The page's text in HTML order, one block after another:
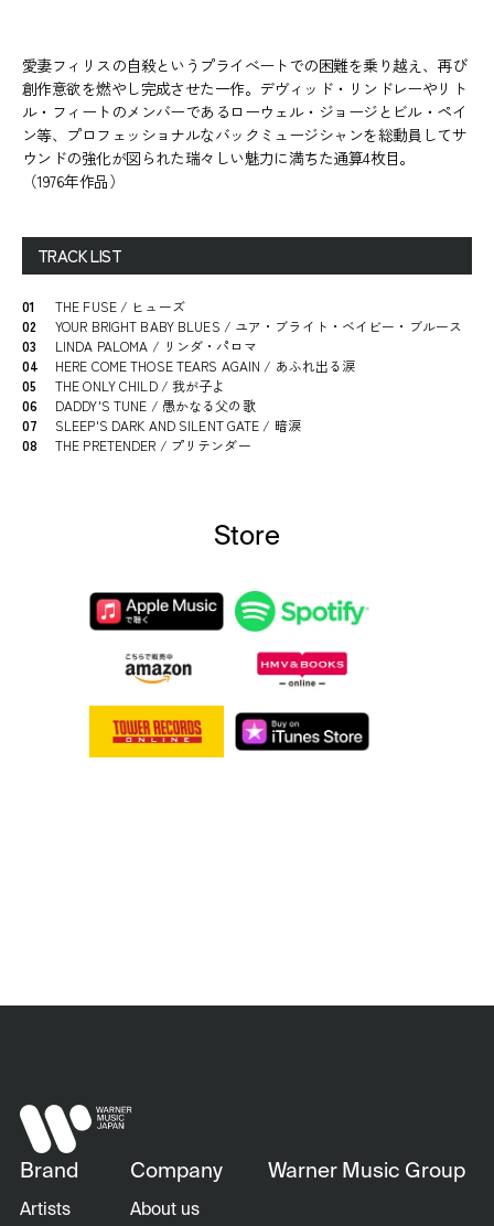
愛妻フィリスの自殺というプライべートでの困難を乗り越え、再び
創作意欲を燃やし完成させた一作。デヴィッド・リンドレーやリト
ル・フィートのメンバーであるローウェル・ジョージとビル・ペイ
ン等、プロフェッショナルなバックミュージシャンを総動員してサ
ウンドの強化が図られた瑞々しい魅力に満ちた通算4枚目。
（1976年作品）
TRACK LIST
01
THE FUSE / ヒューズ
02
YOUR BRIGHT BABY BLUES / ユア・ブライト・ベイビー・ブルース
03
LINDA PALOMA / リンダ・パロマ
04
HERE COME THOSE TEARS AGAIN / あふれ出る涙
05
THE ONLY CHILD / 我が子よ
06
DADDY'S TUNE / 愚かなる父の歌
07
SLEEP'S DARK AND SILENT GATE / 暗涙
08
THE PRETENDER / プリテンダー
Store
Brand
Artists
Company
About us
Warner Music Group